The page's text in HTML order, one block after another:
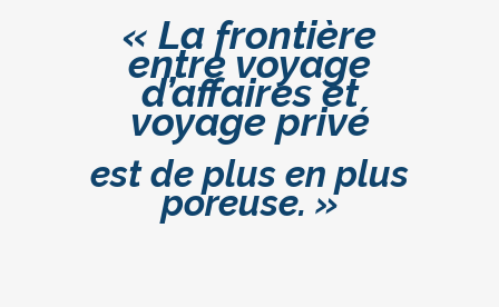
« La frontière
entre voyage
d’affaires et
voyage privé
est de plus en plus
poreuse. »